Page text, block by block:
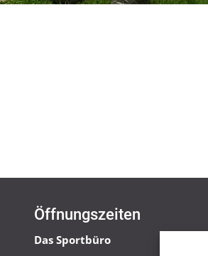
Öffnungszeiten
Das Sportbüro